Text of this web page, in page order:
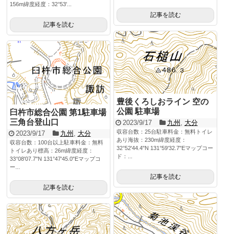
記事を読む
156m緯度経度：32°53'...
記事を読む
豊後くろしおライン 空の
公園 駐車場
2023/9/17 九州 大分
収容台数：25台駐車料金：無料トイレ
あり海抜：230m緯度経度：
32°52'44.4"N 131°59'32.7"Eマップコー
ド：...
記事を読む
臼杵市総合公園 第1駐車場
三角台登山口
2023/9/17 九州 , 大分
収容台数：100台以上駐車料金：無料
トイレあり標高：26m緯度経度：
33°08'07.7"N 131°47'45.0"Eマップコ
ー...
記事を読む